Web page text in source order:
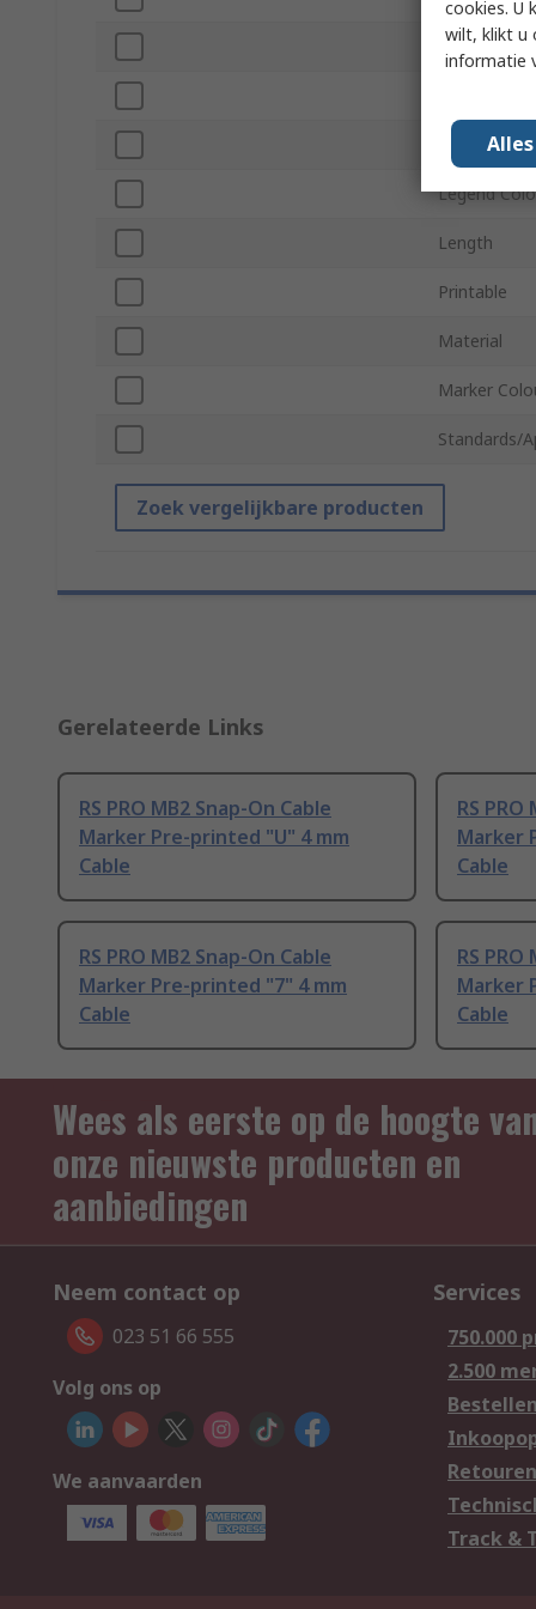
Series
Maximum
Legend
Length
Printable
Material
Marker
Standards/
Zoek vergelijkbare producten
Gerelateerde Links
RS PRO MB2 Snap-On Cable
Marker Pre-printed "U" 4 mm
Cable
RS PRO
Marker
Cable
RS PRO MB2 Snap-On Cable
Marker Pre-printed "7" 4 mm
Cable
RS PRO
Marker
Cable
Wees als eerste op de hoogte
onze nieuwste producten en
aanbiedingen
Neem contact op
023 51 66 555
Volg ons op
We aanvaarden
Services
750.000
2.500
Bestellen
Retouren
Track &
cookies. U
wilt, klikt u
informatie